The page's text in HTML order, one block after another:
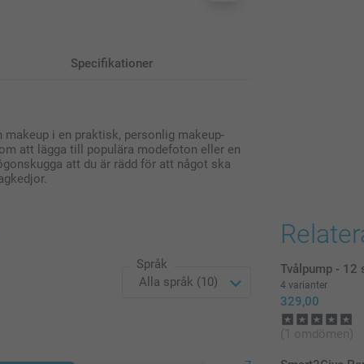
Specifikationer
i en praktisk, personlig makeup-
att lägga till populära modefoton eller en
att du är rädd för att något ska
Språk Tvålpump - 12
4 varianter
329,00
(1 omdömen)